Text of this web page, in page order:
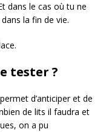
dans le cas où tu ne
la fin de vie.
tester ?
d’anticiper et de
de lits il faudra et
on a pu